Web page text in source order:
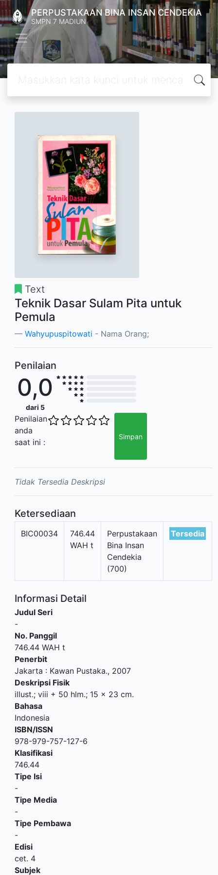
PERPUSTAKAAN BINA INSAN CENDEKIA
SMPN 7 MADIUN
Text
Teknik Dasar Sulam Pita untuk
Pemula
Wahyupuspitowati - Nama Orang;
Penilaian
0,0
dari 5
Penilaian
anda
saat ini :
Simpan
Tidak Tersedia Deskripsi
Ketersediaan
BIC00034
746.44
WAH t
Perpustakaan
Bina Insan
Cendekia
(700)
Tersedia
Informasi Detail
Judul Seri
-
No. Panggil
746.44 WAH t
Penerbit
Jakarta : Kawan Pustaka., 2007
Deskripsi Fisik
illust.; viii + 50 hlm.; 15 x 23 cm.
Bahasa
Indonesia
ISBN/ISSN
978-979-757-127-6
Klasifikasi
746.44
Tipe Isi
-
Tipe Media
-
Tipe Pembawa
-
Edisi
cet. 4
Subjek